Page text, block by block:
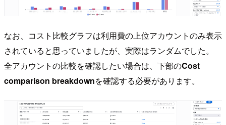
なお、コスト比較グラフは利用費の上位アカウントのみ表示
されていると思っていましたが、実際はランダムでした。
全アカウントの比較を確認したい場合は、下部のCost
comparison breakdownを確認する必要があります。